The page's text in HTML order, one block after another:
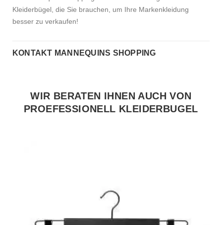
Kleiderbügel, die Sie brauchen, um Ihre Markenkleidung
besser zu verkaufen!
KONTAKT MANNEQUINS SHOPPING
WIR BERATEN IHNEN AUCH VON
PROEFESSIONELL KLEIDERBUGEL